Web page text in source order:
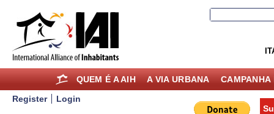
QUEM É A AIH A VIA URBANA CAMPANHA
Register
Login